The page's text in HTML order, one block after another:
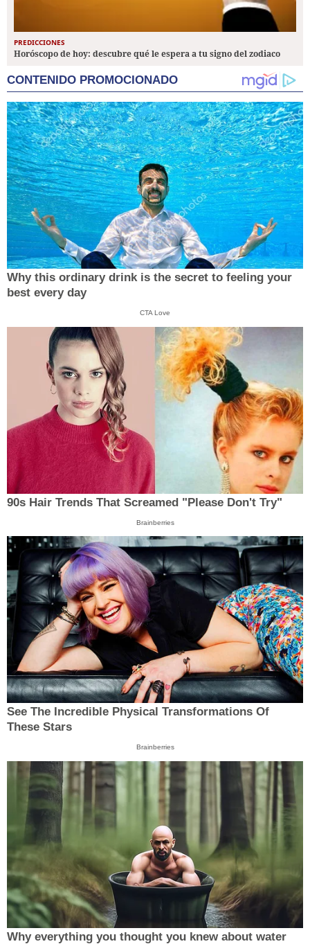
PREDICCIONES
Horóscopo de hoy: descubre qué le espera a tu signo del zodiaco
CONTENIDO PROMOCIONADO
Why this ordinary drink is the secret to feeling your
best every day
CTA Love
90s Hair Trends That Screamed "Please Don't Try"
Brainberries
See The Incredible Physical Transformations Of
These Stars
Brainberries
Why everything you thought you knew about water